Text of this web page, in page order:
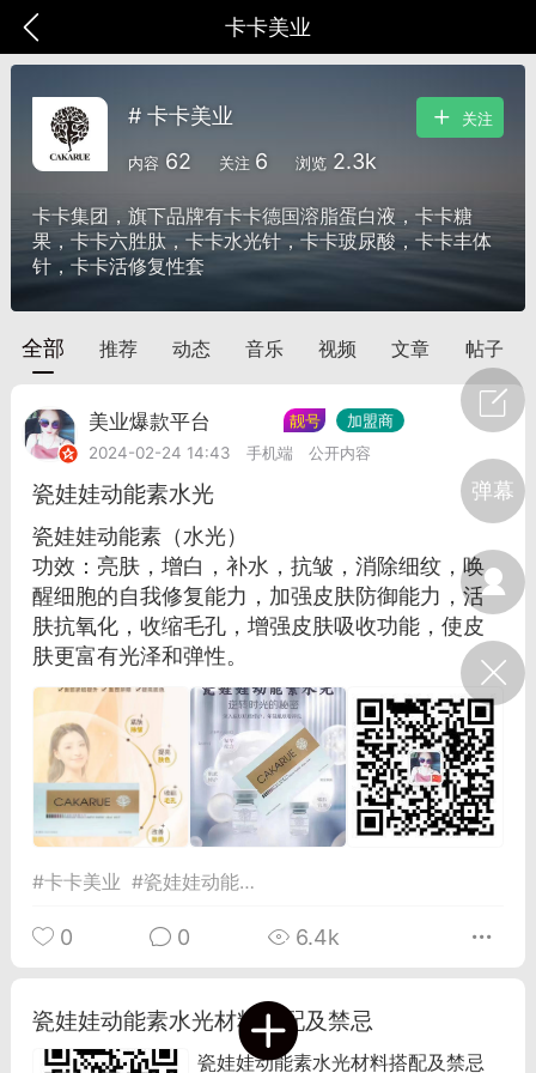
弹幕
卡卡美业
爆汗熊 卡卡动能素 无创溶斑术
美业357 芯诗妍 卡卡美业
每次200金币 点击购买
师 小熊水光
卡卡动能素
皇斯普拉雅
DRYY面膜 微晶溶斑术
爆款平台 Lv.8 靓号
加盟商
本/双效闪充，养出紧致小白脸！一、项
产品）×极光嫩肤啫喱（产品）这是一套
护...
# 卡卡美业
内容 62 关注 6 浏览 2.3k
关注
卡卡集团，旗下品牌有卡卡德国溶脂蛋白液，卡卡糖
果，卡卡六胜肽，卡卡水光针，卡卡玻尿酸，卡卡丰体
针，卡卡活修复性套
全部 推荐 动态 音乐 视频 文章 帖子
美业爆款平台 靓号
加盟商
2024-02-24 14:43
手机端 公开内容
瓷娃娃动能素水光
瓷娃娃动能素（水光）
功效：亮肤，增白，补水，抗皱，消除细纹，唤
醒细胞的自我修复能力，加强皮肤防御能力，活
肤抗氧化，收缩毛孔，增强皮肤吸收功能，使皮
肤更富有光泽和弹性。
#卡卡美业 #瓷娃娃动能素
0 0 6.4k
瓷娃娃动能素水光材料搭配及禁忌
瓷娃娃动能素水光材料搭配及禁忌